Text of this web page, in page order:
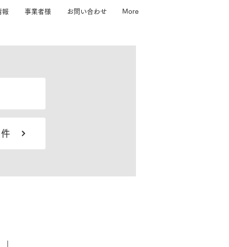
報 事業者様 お問い合わせ More
件